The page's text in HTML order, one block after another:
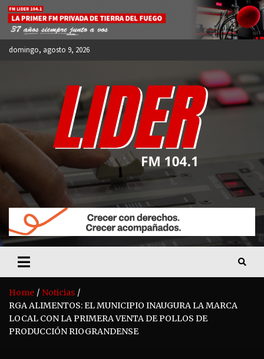
Skip
content
domingo, agosto 9, 2026
FM LIDER 104.1
Home
Noticias
RGA ALIMENTOS: EL MUNICIPIO INAUGURA LA MARCA
LOCAL CON LA PRIMERA VENTA DE POLLOS DE
PRODUCCIÓN RIOGRANDENSE